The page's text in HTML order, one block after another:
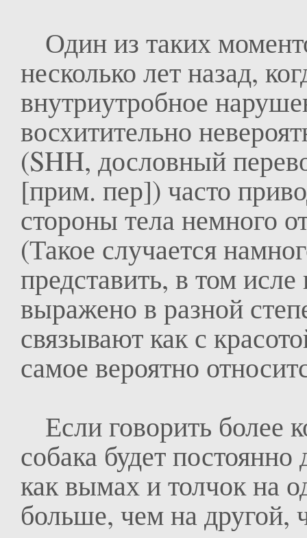
Один из таких
несколько лет назад,
внутриутробное
восхитительно
(SHH, дословный
[прим. пер]) часто
стороны тела немного
(Такое случается
представить, в том
выражено в разной
связывают как с
самое вероятно
Если говорить более
собака будет
как вымах и толчок на
больше, чем на другой,